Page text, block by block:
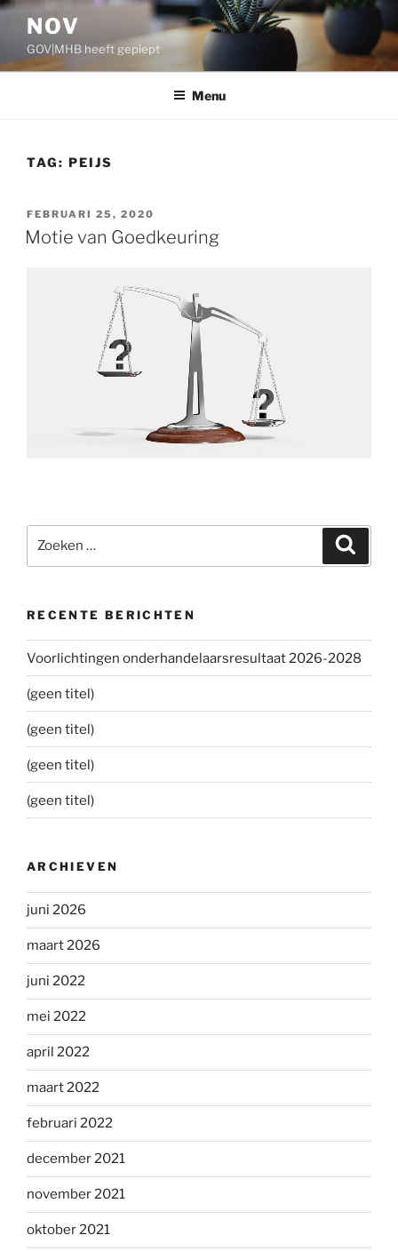
Ga
inhoud
NOV
GOV|MHB heeft gepiept
Menu
TAG: PEIJS
GEPLAATST
OP
FEBRUARI 25, 2020
Motie van Goedkeuring
Zoeken
RECENTE BERICHTEN
Voorlichtingen onderhandelaarsresultaat 2026-2028
(geen titel)
(geen titel)
(geen titel)
(geen titel)
ARCHIEVEN
juni 2026
maart 2026
juni 2022
mei 2022
april 2022
maart 2022
februari 2022
december 2021
november 2021
oktober 2021